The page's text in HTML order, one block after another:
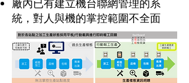
廠內已有建立機台聯網管理的系
統，對人與機的掌控範圍不全面